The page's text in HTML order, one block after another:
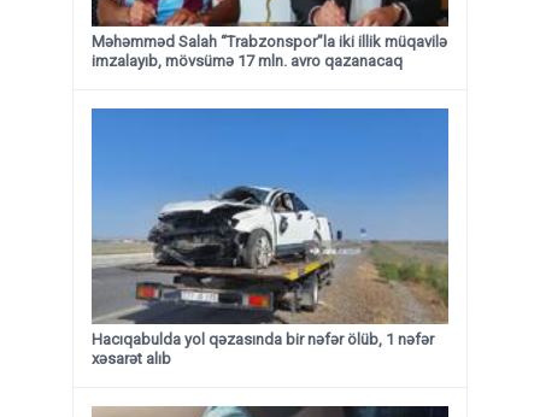
Məhəmməd Salah “Trabzonspor”la iki illik müqavilə
imzalayıb, mövsümə 17 mln. avro qazanacaq
Hacıqabulda yol qəzasında bir nəfər ölüb, 1 nəfər
xəsarət alıb